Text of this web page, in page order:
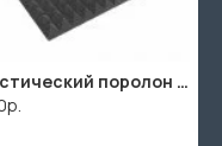
Акустический поролон "Пирамида" / 2000х1000мм